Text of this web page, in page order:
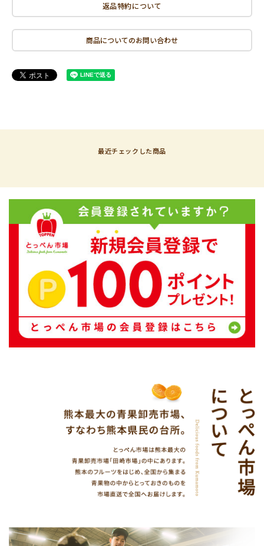
返品特約について
商品についてのお問い合わせ
最近チェックした商品